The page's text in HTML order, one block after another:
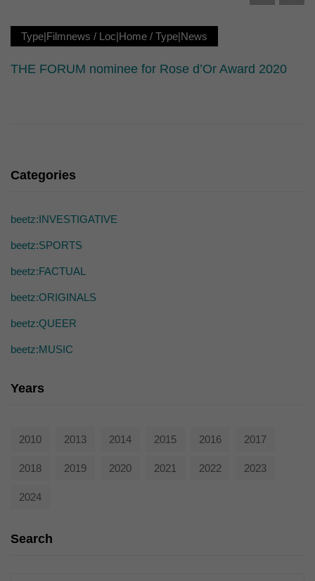
Type|Filmnews / Loc|Home / Type|News
THE FORUM nominee for Rose d’Or Award 2020
Categories
beetz:INVESTIGATIVE
beetz:SPORTS
beetz:FACTUAL
beetz:ORIGINALS
beetz:QUEER
beetz:MUSIC
Years
2010 2013 2014 2015 2016 2017
2018 2019 2020 2021 2022 2023
2024
Search